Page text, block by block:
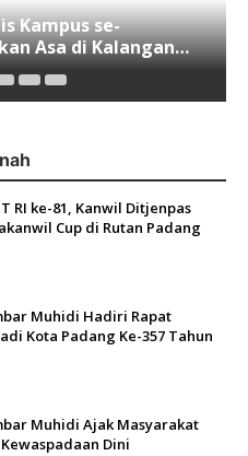
Kampus se-
Asa di Kalangan
Digital
RI ke-81, Kanwil Ditjenpas
Cup di Rutan Padang
Muhidi Hadiri Rapat
Kota Padang Ke-357 Tahun
Muhidi Ajak Masyarakat
Dini